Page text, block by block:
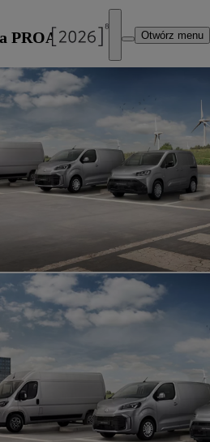
Otwórz menu
PROACE MAX